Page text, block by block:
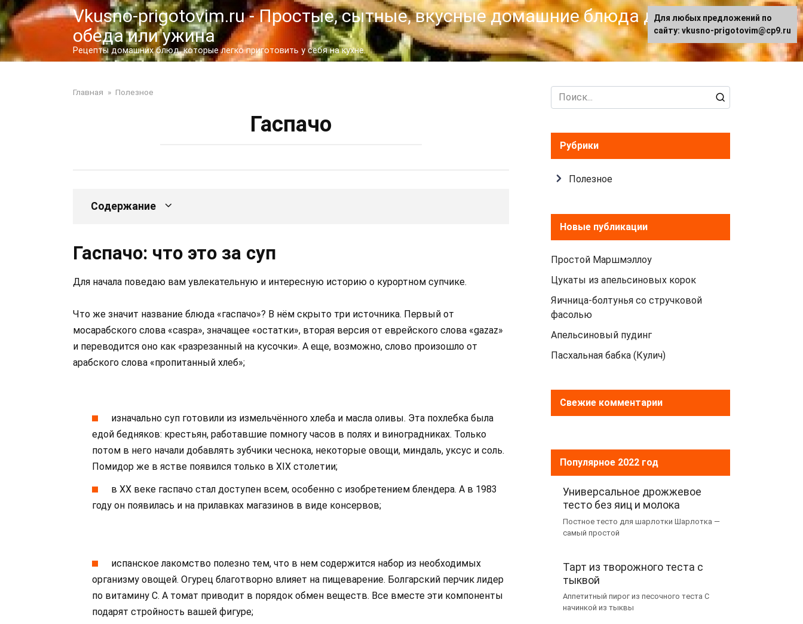
Перейти
к
контенту
Vkusno-prigotovim.ru - Простые, сытные, вкусные домашние блюда для
обеда или ужина
Рецепты домашних блюд, которые легко приготовить у себя на кухне.
Главная » Полезное
Гаспачо
Содержание
Гаспачо: что это за суп
Для начала поведаю вам увлекательную и интересную историю о курортном супчике.
Что же значит название блюда «гаспачо»? В нём скрыто три источника. Первый от
мосарабского слова «caspa», значащее «остатки», вторая версия от еврейского слова «gazaz»
и переводится оно как «разрезанный на кусочки». А еще, возможно, слово произошло от
арабского слова «пропитанный хлеб»;
изначально суп готовили из измельчённого хлеба и масла оливы. Эта похлебка была
едой бедняков: крестьян, работавшие помногу часов в полях и виноградниках. Только
потом в него начали добавлять зубчики чеснока, некоторые овощи, миндаль, уксус и соль.
Помидор же в ястве появился только в XIX столетии;
в ХХ веке гаспачо стал доступен всем, особенно с изобретением блендера. А в 1983
году он появилась и на прилавках магазинов в виде консервов;
испанское лакомство полезно тем, что в нем содержится набор из необходимых
организму овощей. Огурец благотворно влияет на пищеварение. Болгарский перчик лидер
по витамину С. А томат приводит в порядок обмен веществ. Все вместе эти компоненты
подарят стройность вашей фигуре;
Search
for:
Рубрики
Полезное
Новые публикации
Простой Маршмэллоу
Цукаты из апельсиновых корок
Яичница-болтунья со стручковой
фасолью
Апельсиновый пудинг
Пасхальная бабка (Кулич)
Свежие комментарии
Популярное 2022 год
Универсальное дрожжевое
тесто без яиц и молока
Постное тесто для шарлотки Шарлотка —
самый простой
Тарт из творожного теста с
тыквой
Аппетитный пирог из песочного теста С
начинкой из тыквы
Для любых предложений по
сайту: vkusno-prigotovim@cp9.ru